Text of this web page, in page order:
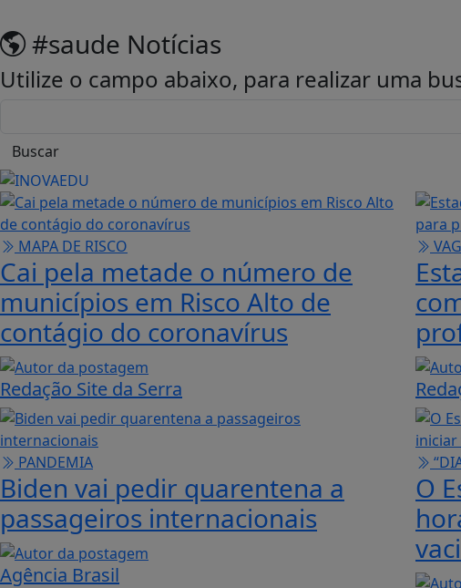
#saude Notícias
Utilize o campo abaixo, para realizar uma
Buscar
MAPA DE RISCO
Cai pela metade o número de
municípios em Risco Alto de
contágio do coronavírus
Redação Site da Serra
PANDEMIA
Biden vai pedir quarentena a
passageiros internacionais
Agência Brasil
O